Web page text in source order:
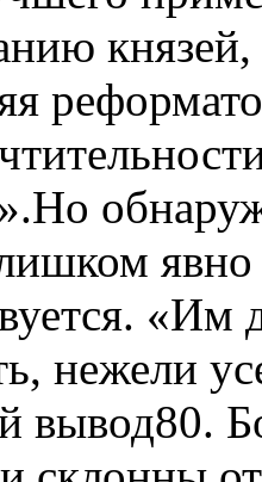
князей,
«Им
нежели
вывод80.